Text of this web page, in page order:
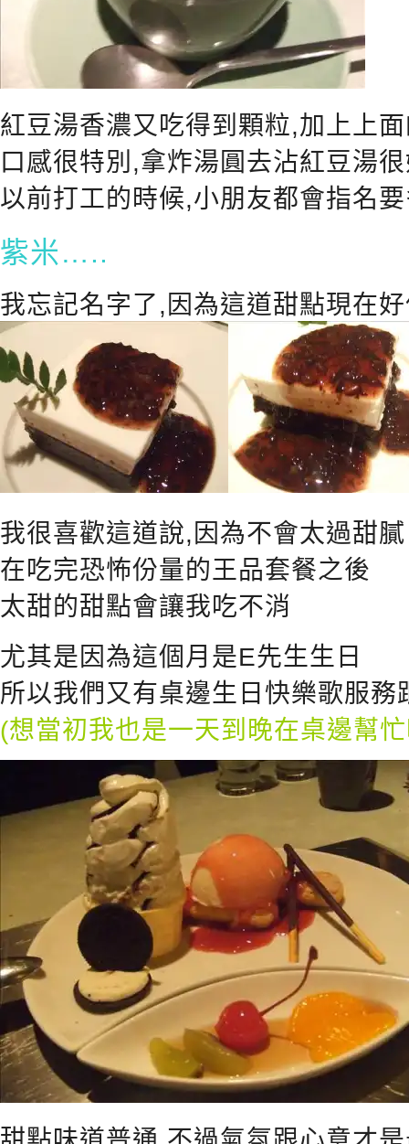
紅豆湯香濃又吃得到顆粒,加上上
口感很特別,拿炸湯圓去沾紅豆湯
以前打工的時候,小朋友都會指名
紫米…..
我忘記名字了,因為這道甜點現在
我很喜歡這道說,因為不會太過甜膩
在吃完恐怖份量的王品套餐之後
太甜的甜點會讓我吃不消
尤其是因為這個月是E先生生日
所以我們又有桌邊生日快樂歌服
(想當初我也是一天到晚在桌邊幫